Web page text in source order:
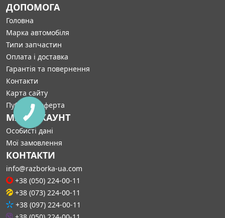
ДОПОМОГА
Головна
Марка автомобіля
Типи запчастин
Оплата і доставка
Гарантія та повернення
Контакти
Карта сайту
Публічна оферта
МІЙ АККАУНТ
Особисті дані
Мої замовлення
КОНТАКТИ
info@razborka-ua.com
+38 (050) 224-00-11
+38 (073) 224-00-11
+38 (097) 224-00-11